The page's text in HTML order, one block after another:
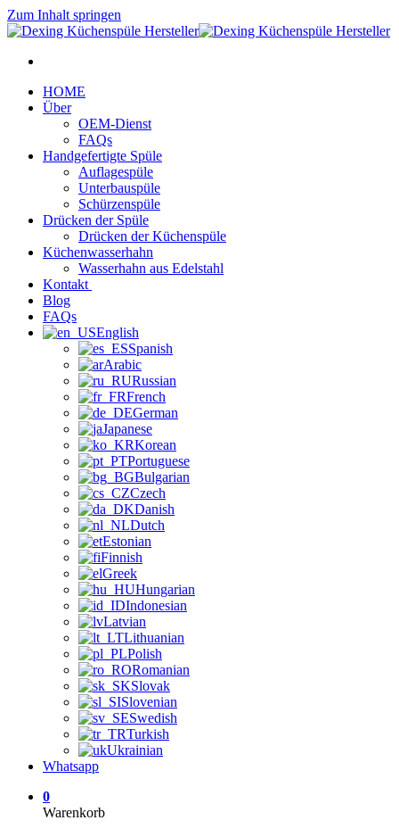
Zum Inhalt springen
HOME
Über
OEM-Dienst
FAQs
Handgefertigte Spüle
Auflagespüle
Unterbauspüle
Schürzenspüle
Drücken der Spüle
Drücken der Küchenspüle
Küchenwasserhahn
Wasserhahn aus Edelstahl
Kontakt
Blog
FAQs
English
Spanish
Arabic
Russian
French
German
Japanese
Korean
Portuguese
Bulgarian
Czech
Danish
Dutch
Estonian
Finnish
Greek
Hungarian
Indonesian
Latvian
Lithuanian
Polish
Romanian
Slovak
Slovenian
Swedish
Turkish
Ukrainian
Whatsapp
0
Warenkorb